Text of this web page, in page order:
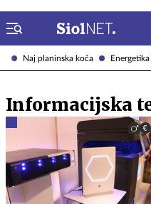
Naj planinska koča
Informacijska